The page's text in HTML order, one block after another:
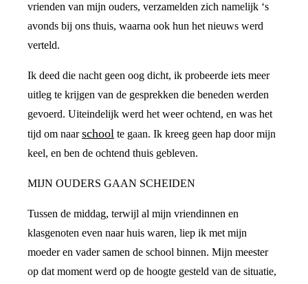
vrienden van mijn ouders, verzamelden zich namelijk ‘s
avonds bij ons thuis, waarna ook hun het nieuws werd
verteld.
Ik deed die nacht geen oog dicht, ik probeerde iets meer
uitleg te krijgen van de gesprekken die beneden werden
gevoerd. Uiteindelijk werd het weer ochtend, en was het
tijd om naarschool te gaan. Ik kreeg geen hap door mijn
keel, en ben de ochtend thuis gebleven.
MIJN OUDERS GAAN SCHEIDEN
Tussen de middag, terwijl al mijn vriendinnen en
klasgenoten even naar huis waren, liep ik met mijn
moeder en vader samen de school binnen. Mijn meester
op dat moment werd op de hoogte gesteld van de situatie,